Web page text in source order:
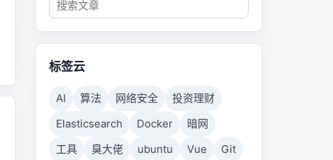
标签云
AI 算法 网络安全
投资理财
Elasticsearch
Docker
暗网
工具
臭大佬 ubuntu Vue
Git